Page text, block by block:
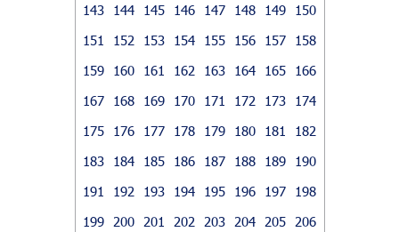
143
144 145 146 147 148 149
150
151
152 153 154 155 156 157
158
159
160 161 162 163 164 165
166
167
168 169 170 171 172 173
174
175
176 177 178 179 180 181
182
183
184 185 186 187 188 189
190
191
192 193 194 195 196 197
198
199
200 201 202 203 204 205
206